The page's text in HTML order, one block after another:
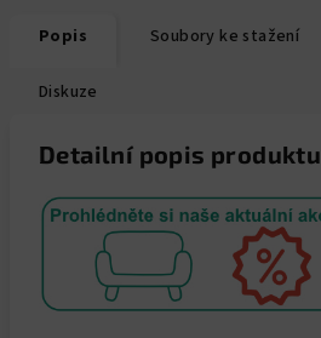
Popis Soubory ke stažení
Diskuze
Detailní popis produktu